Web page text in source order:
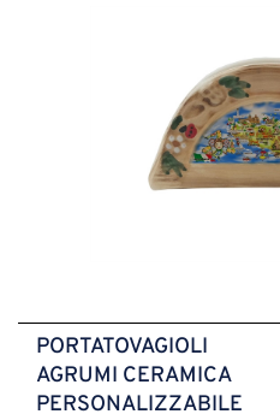
PORTATOVAGIOLI
AGRUMI CERAMICA
PERSONALIZZABILE